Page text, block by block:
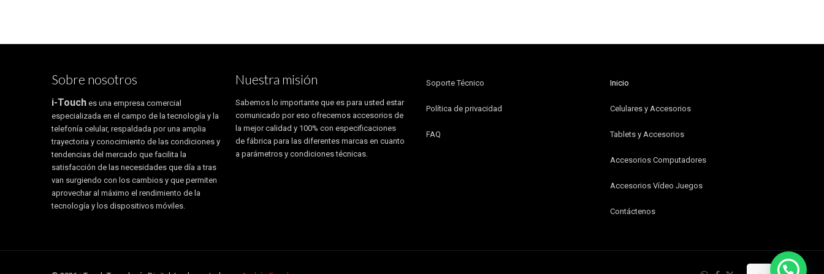
Sobre nosotros
i-Touch es una empresa comercial
especializada en el campo de la tecnología y la
telefonía celular, respaldada por una amplia
trayectoria y conocimiento de las condiciones y
tendencias del mercado que facilita la
satisfacción de las necesidades que día a tras
van surgiendo con los cambios y que permiten
aprovechar al máximo el rendimiento de la
tecnología y los dispositivos móviles.
Nuestra misión
Sabemos lo importante que es para usted estar
comunicado por eso ofrecemos accesorios de
la mejor calidad y 100% con especificaciones
de fábrica para las diferentes marcas en cuanto
a parámetros y condiciones técnicas.
Soporte Técnico
Política de privacidad
FAQ
Inicio
Celulares y Accesorios
Tablets y Accesorios
Accesorios Computadores
Accesorios Vídeo Juegos
Contáctenos